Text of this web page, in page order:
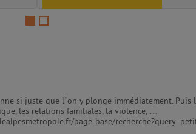
si juste que l’on y plonge immédiatement.
les relations familiales, la violence, …
page-base/